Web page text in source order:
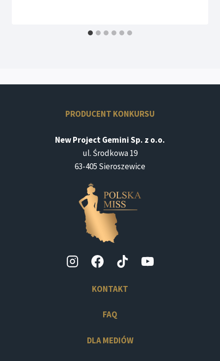
PRODUCENT KONKURSU
New Project Gemini Sp. z o.o.
ul. Środkowa 19
63-405 Sieroszewice
KONTAKT
FAQ
DLA MEDIÓW